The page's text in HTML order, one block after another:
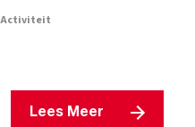
Activiteit
Lees Meer